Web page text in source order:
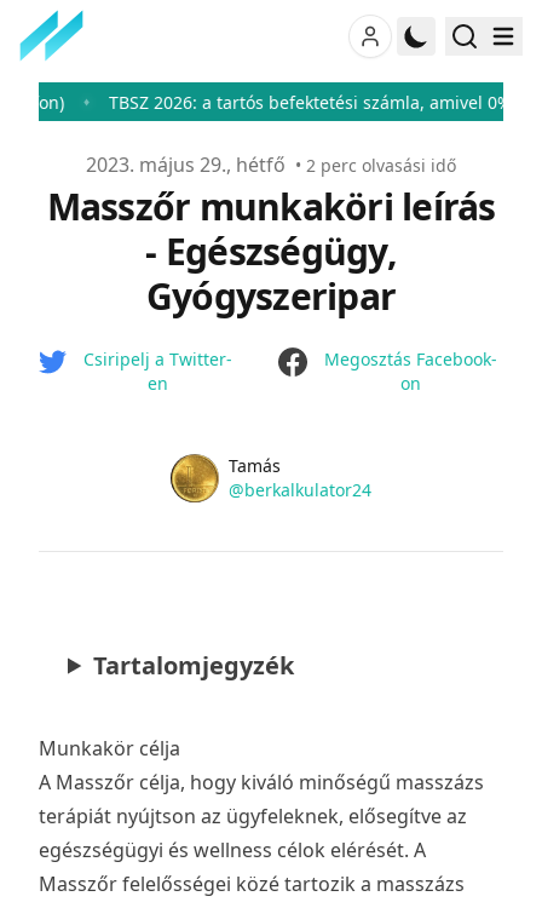
TBSZ 2026: a tartós befektetési számla, amivel 0%-ra
Publikálva
2023. május 29., hétfő • 2 perc olvasási idő
Masszőr munkaköri leírás
- Egészségügy,
Gyógyszeripar
Csiripelj a Twitter-
en
facebook
Megosztás Facebook-
on
Name
Tamás
Twitter
@berkalkulator24
Tartalomjegyzék
Munkakör célja
A Masszőr célja, hogy kiváló minőségű masszázs
terápiát nyújtson az ügyfeleknek, elősegítve az
egészségügyi és wellness célok elérését. A
Masszőr felelősségei közé tartozik a masszázs